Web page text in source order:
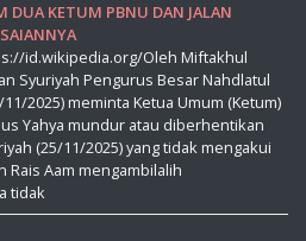
DUA KETUM PBNU DAN JALAN
id.wikipedia.org/Oleh Miftakhul
Syuriyah Pengurus Besar Nahdlatul
2025) meminta Ketua Umum (Ketum)
Yahya mundur atau diberhentikan
(25/11/2025) yang tidak mengakui
Rais Aam mengambilalih
tidak